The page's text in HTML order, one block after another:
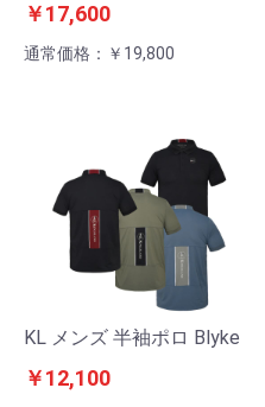
￥17,600
通常価格：￥19,800
KL メンズ 半袖ポロ Blyke
￥12,100